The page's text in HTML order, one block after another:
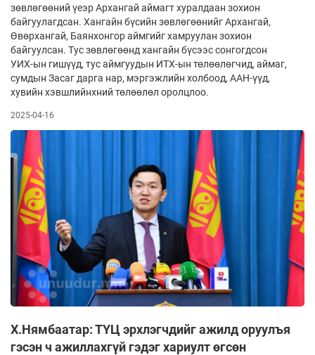
зөвлөгөөний үеэр Архангай аймагт хуралдаан зохион
байгуулагдсан. Хангайн бүсийн зөвлөгөөнийг Архангай,
Өвөрхангай, Баянхонгор аймгийг хамруулан зохион
байгуулсан. Тус зөвлөгөөнд хангайн бүсээс сонгогдсон
УИХ-ын гишүүд, тус аймгуудын ИТХ-ын төлөөлөгчид, аймаг,
сумдын Засаг дарга нар, мэргэжлийн холбоод, ААН-үүд,
хувийн хэвшлийнхний төлөөлөл оролцлоо.
2025-04-16
Х.Нямбаатар: ТҮЦ эрхлэгчдийг ажилд оруулъя
гэсэн ч ажиллахгүй гэдэг хариулт өгсөн